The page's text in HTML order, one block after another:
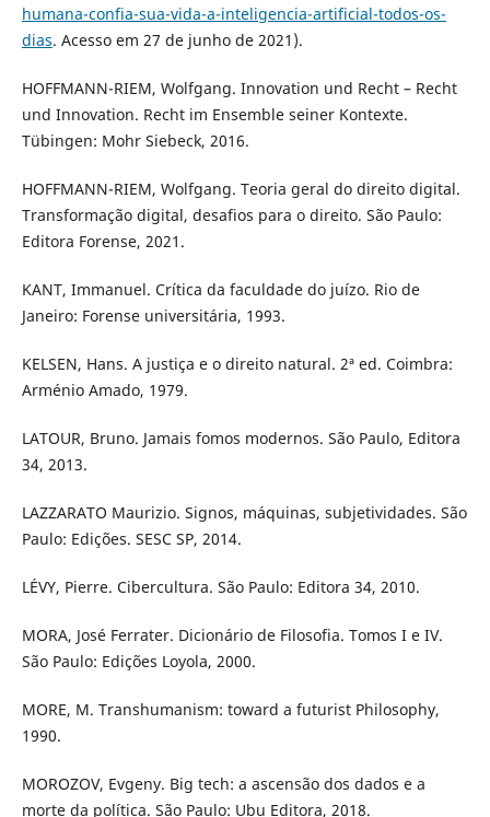
humana-confia-sua-vida-a-inteligencia-artificial-todos-os-
dias. Acesso em 27 de junho de 2021).
HOFFMANN-RIEM, Wolfgang. Innovation und Recht – Recht
und Innovation. Recht im Ensemble seiner Kontexte.
Tübingen: Mohr Siebeck, 2016.
HOFFMANN-RIEM, Wolfgang. Teoria geral do direito digital.
Transformação digital, desafios para o direito. São Paulo:
Editora Forense, 2021.
KANT, Immanuel. Crítica da faculdade do juízo. Rio de
Janeiro: Forense universitária, 1993.
KELSEN, Hans. A justiça e o direito natural. 2ª ed. Coimbra:
Arménio Amado, 1979.
LATOUR, Bruno. Jamais fomos modernos. São Paulo, Editora
34, 2013.
LAZZARATO Maurizio. Signos, máquinas, subjetividades. São
Paulo: Edições. SESC SP, 2014.
LÉVY, Pierre. Cibercultura. São Paulo: Editora 34, 2010.
MORA, José Ferrater. Dicionário de Filosofia. Tomos I e IV.
São Paulo: Edições Loyola, 2000.
MORE, M. Transhumanism: toward a futurist Philosophy,
1990.
MOROZOV, Evgeny. Big tech: a ascensão dos dados e a
morte da política. São Paulo: Ubu Editora, 2018.